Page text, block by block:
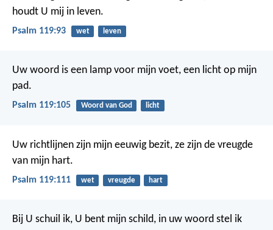
houdt U mij in leven.
Psalm 119:93 wet leven
Uw woord is een lamp voor mijn voet, een licht op mijn
pad.
Psalm 119:105 Woord van God licht
Uw richtlijnen zijn mijn eeuwig bezit, ze zijn de vreugde
van mijn hart.
Psalm 119:111 wet vreugde hart
Bij U schuil ik, U bent mijn schild, in uw woord stel ik